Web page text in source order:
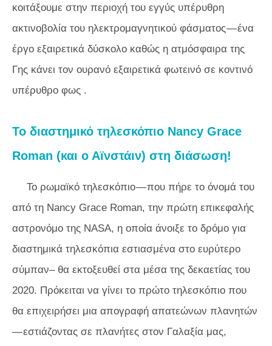
κοιτάξουμε στην περιοχή του εγγύς υπέρυθρη
ακτινοβολία του ηλεκτρομαγνητικού φάσματος — ένα
έργο εξαιρετικά δύσκολο καθώς η ατμόσφαιρα της
Γης κάνει τον ουρανό εξαιρετικά φωτεινό σε κοντινό
υπέρυθρο φως .
Το διαστημικό τηλεσκόπιο Nancy Grace
Roman (και ο Αϊνστάιν) στη διάσωση!
Το ρωμαϊκό τηλεσκόπιο — που πήρε το όνομά του
από τη Nancy Grace Roman, την πρώτη επικεφαλής
αστρονόμο της NASA, η οποία άνοιξε το δρόμο για
διαστημικά τηλεσκόπια εστιασμένα στο ευρύτερο
σύμπαν– θα εκτοξευθεί στα μέσα της δεκαετίας του
2020. Πρόκειται να γίνει το πρώτο τηλεσκόπιο που
θα επιχειρήσει μια απογραφή απατεώνων πλανητών
— εστιάζοντας σε πλανήτες στον Γαλαξία μας,